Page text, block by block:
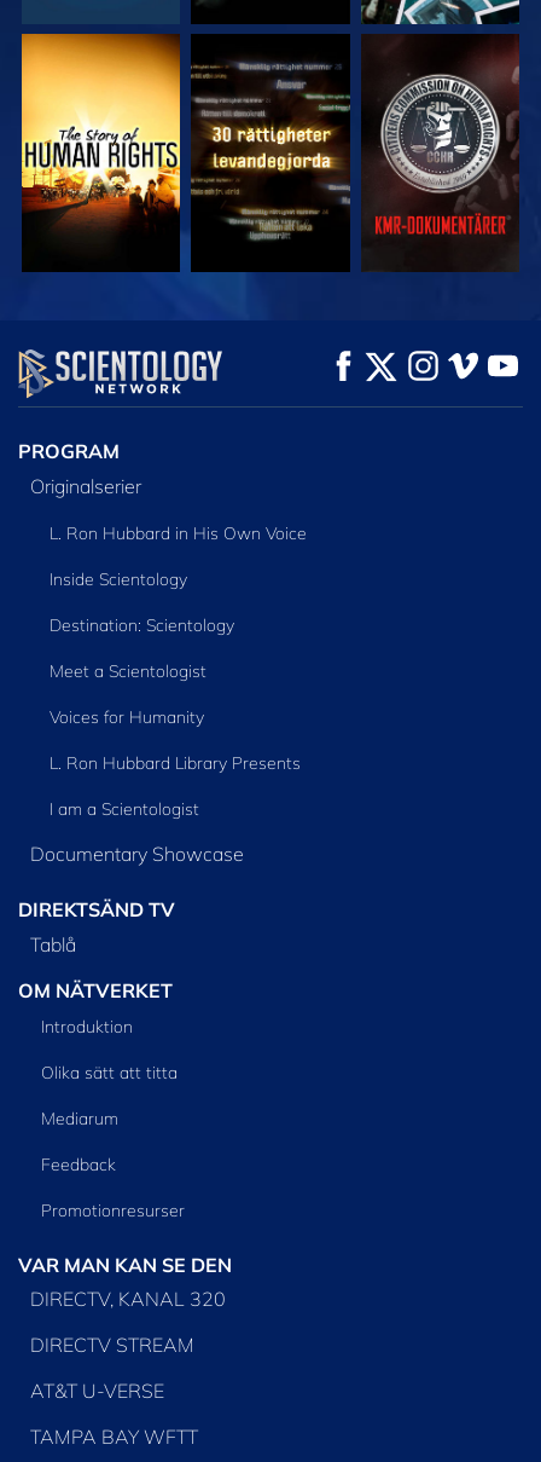
TITTA TITTA TITTA
TITTA
UTFORSKA
SERIEN
PROGRAM
Originalserier
L. Ron Hubbard in His Own Voice
Inside Scientology
Destination: Scientology
Meet a Scientologist
Voices for Humanity
L. Ron Hubbard Library Presents
I am a Scientologist
Documentary Showcase
DIREKTSÄND TV
Tablå
OM NÄTVERKET
Introduktion
Olika sätt att titta
Mediarum
Feedback
Promotionresurser
VAR MAN KAN SE DEN
DIRECTV, KANAL 320
DIRECTV STREAM
AT&T U-VERSE
TAMPA BAY WFTT